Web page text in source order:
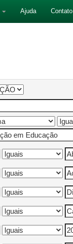
Ajuda Contato